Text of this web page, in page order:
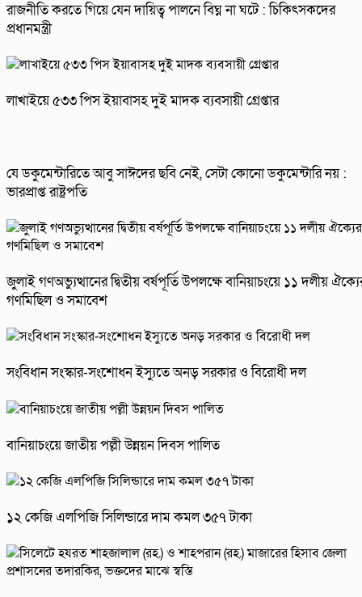
রাজনীতি করতে গিয়ে যেন দায়িত্ব পালনে বিঘ্ন না ঘটে : চিকিৎসকদের
প্রধানমন্ত্রী
লাখাইয়ে ৫৩৩ পিস ইয়াবাসহ দুই মাদক ব্যবসায়ী গ্রেপ্তার
যে ডকুমেন্টারিতে আবু সাঈদের ছবি নেই, সেটা কোনো ডকুমেন্টারি নয় :
ভারপ্রাপ্ত রাষ্ট্রপতি
জুলাই গণঅভ্যুত্থানের দ্বিতীয় বর্ষপূর্তি উপলক্ষে বানিয়াচংয়ে ১১ দলীয়
গণমিছিল ও সমাবেশ
সংবিধান সংস্কার-সংশোধন ইস্যুতে অনড় সরকার ও বিরোধী দল
বানিয়াচংয়ে জাতীয় পল্লী উন্নয়ন দিবস পালিত
১২ কেজি এলপিজি সিলিন্ডারে দাম কমল ৩৫৭ টাকা